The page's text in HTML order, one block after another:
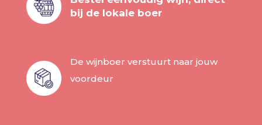
bij de lokale boer
De wijnboer verstuurt naar jouw
voordeur